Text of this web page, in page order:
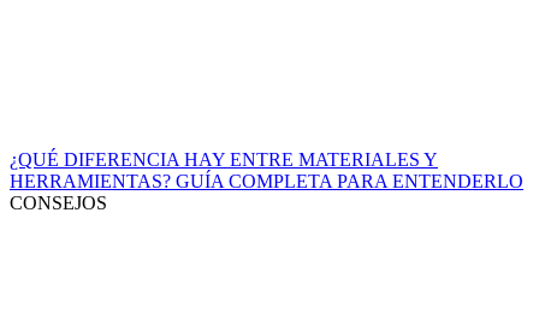
¿QUÉ DIFERENCIA HAY ENTRE MATERIALES Y
HERRAMIENTAS? GUÍA COMPLETA PARA ENTENDERLO
CONSEJOS